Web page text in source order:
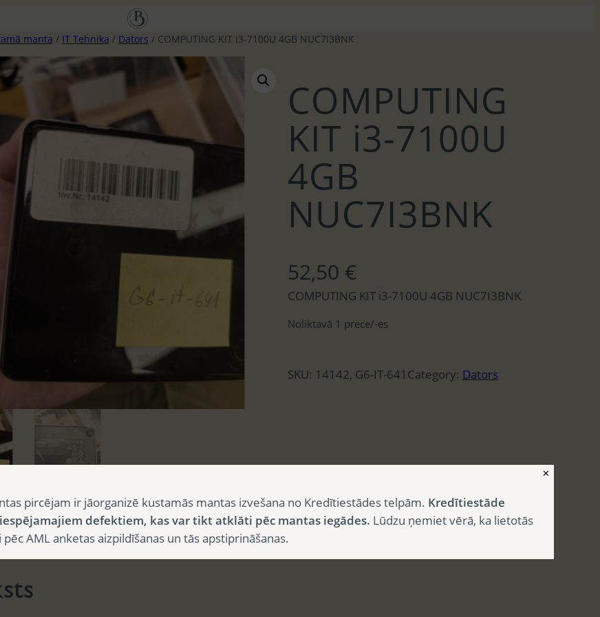
manta / IT Tehnika / Dators / COMPUTING KIT i3-7100U 4GB NUC7I3BNK
COMPUTING
KIT i3-7100U
4GB
NUC7I3BNK
52,50 €
COMPUTING KIT i3-7100U 4GB NUC7I3BNK
Noliktavā 1 prece/-es
SKU: 14142, G6-IT-641 Category: Dators
✕
pircējam ir jāorganizē kustamās mantas izvešana no Kredītiestādes telpām. Kredītiestāde
defektiem, kas var tikt atklāti pēc mantas iegādes. Lūdzu ņemiet vērā, ka lietotās
AML anketas aizpildīšanas un tās apstiprināšanas.